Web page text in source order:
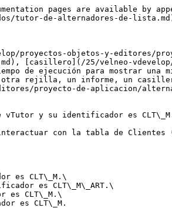
pages are available by
tutor-de-alternadores-de-
proyectos-objetos-y-editores/
[casillero](/25/velneo-
de ejecución para mostrar una
otra rejilla, un informe, un
proyecto-de-aplicacion/
y su identificador es
con la tabla de Clientes
es CLT\_M.\
es CLT\_M\_ART.\
es CLT\_M.\
es CLT\_M.